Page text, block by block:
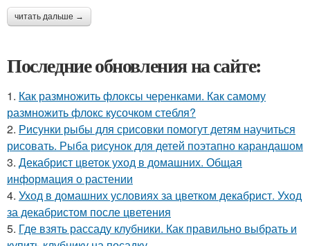
читать дальше →
Последние обновления на сайте:
1. Как размножить флоксы черенками. Как самому
размножить флокс кусочком стебля?
2. Рисунки рыбы для срисовки помогут детям научиться
рисовать. Рыба рисунок для детей поэтапно карандашом
3. Декабрист цветок уход в домашних. Общая
информация о растении
4. Уход в домашних условиях за цветком декабрист. Уход
за декабристом после цветения
5. Где взять рассаду клубники. Как правильно выбрать и